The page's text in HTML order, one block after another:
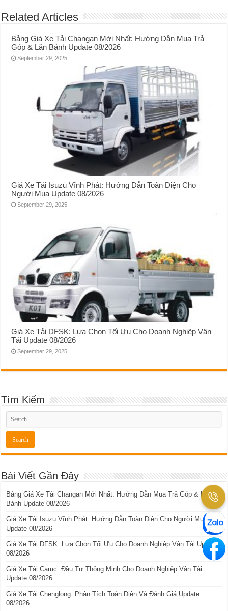
Related Articles
Bảng Giá Xe Tải Changan Mới Nhất: Hướng Dẫn Mua Trả
Góp & Lăn Bánh Update 08/2026
September 29, 2025
Giá Xe Tải Isuzu Vĩnh Phát: Hướng Dẫn Toàn Diện Cho
Người Mua Update 08/2026
September 29, 2025
Giá Xe Tải DFSK: Lựa Chọn Tối Ưu Cho Doanh Nghiệp Vận
Tải Update 08/2026
September 29, 2025
Tìm Kiếm
Bài Viết Gần Đây
Bảng Giá Xe Tải Changan Mới Nhất: Hướng Dẫn Mua Trả Góp & Lăn
Bánh Update 08/2026
Giá Xe Tải Isuzu Vĩnh Phát: Hướng Dẫn Toàn Diện Cho Người Mua
Update 08/2026
Giá Xe Tải DFSK: Lựa Chọn Tối Ưu Cho Doanh Nghiệp Vận Tải Update
08/2026
Giá Xe Tải Camc: Đầu Tư Thông Minh Cho Doanh Nghiệp Vận Tải
Update 08/2026
Giá Xe Tải Chenglong: Phân Tích Toàn Diện Và Đánh Giá Update
08/2026